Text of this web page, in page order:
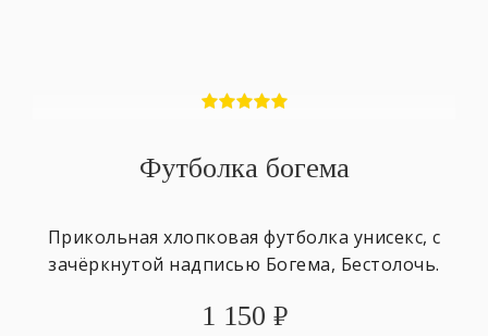
Футболка богема
Прикольная хлопковая футболка унисекс, с
зачёркнутой надписью Богема, Бестолочь.
1 150 ₽